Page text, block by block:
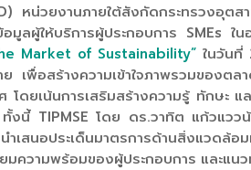
หน่วยงานภายใต้สังกัดกระทรวงอุต
ลผู้ให้บริการผู้ประกอบการ SMEs ใ
Market of Sustainability”ในวันที่
พื่อสร้างความเข้าใจภาพรวมของต
โดยเน้นการเสริมสร้างความรู้ ทักษ
งนี้ TIPMSE โดย ดร.วาทิต แก้วแวว
ระเด็นมาตรการด้านสิ่งแวดล้อม
ความพร้อมของผู้ประกอบการ และแ